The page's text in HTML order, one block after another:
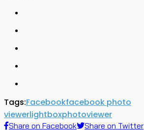
Tags:Facebookfacebook photo
viewerlightboxphotoviewer
Share on Facebook Share on Twitter